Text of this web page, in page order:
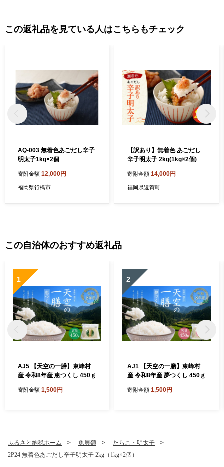
この返礼品を見ている人はこちらもチェック
AQ-003 無着色あごだし辛子
明太子1kg×2個
寄附金額 12,000円
福岡県行橋市
【訳あり】無着色 あごだし
辛子明太子 2kg(1kg×2個)
寄附金額 14,000円
福岡県遠賀町
この自治体のおすすめ返礼品
1
AJ5 【天空の一膳】東峰村
産 令和8年産 恵つくし 450ｇ
寄附金額 1,500円
2
AJ1 【天空の一膳】東峰村
産 令和8年産 夢つくし 450ｇ
寄附金額 1,500円
ふるさと納税ホーム 魚貝類
たらこ・明太子
2P24 無着色あごだし辛子明太子 2kg（1kg×2個）